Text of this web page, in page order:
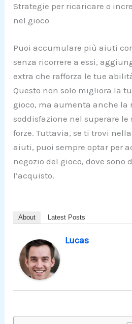
Strategie per ricaricare o
nel gioco
Puoi accumulare più aiuti
senza ricorrere a essi,
extra che rafforza le tue
Questo non solo migliora la
gioco, ma aumenta anche la
soddisfazione nel superare le
forze. Tuttavia, se ti trovi
aiuti, puoi sempre optar per
negozio del gioco, dove sono
l’acquisto.
About Latest Posts
Lucas